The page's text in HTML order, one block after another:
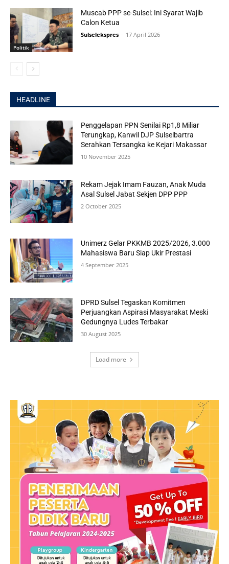
Politik
Muscab PPP se-Sulsel: Ini Syarat Wajib
Calon Ketua
Sulselekspres - 17 April 2026
HEADLINE
Penggelapan PPN Senilai Rp1,8 Miliar
Terungkap, Kanwil DJP Sulselbartra
Serahkan Tersangka ke Kejari Makassar
10 November 2025
Rekam Jejak Imam Fauzan, Anak Muda
Asal Sulsel Jabat Sekjen DPP PPP
2 October 2025
Unimerz Gelar PKKMB 2025/2026, 3.000
Mahasiswa Baru Siap Ukir Prestasi
4 September 2025
DPRD Sulsel Tegaskan Komitmen
Perjuangkan Aspirasi Masyarakat Meski
Gedungnya Ludes Terbakar
30 August 2025
Load more